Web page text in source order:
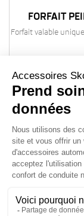
FORFAIT
Forfait valable
1
La Boutique